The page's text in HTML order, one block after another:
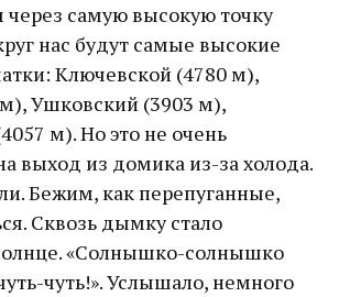
через самую высокую точку
нас будут самые высокие
Ключевской (4780 м),
Ушковский (3903 м),
м). Но это не очень
выход из домика из-за холода.
Бежим, как перепуганные,
Сквозь дымку стало
«Солнышко-солнышко
чуть!». Услышало, немного